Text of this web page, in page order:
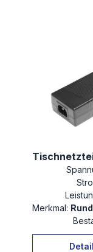
Merkmal: